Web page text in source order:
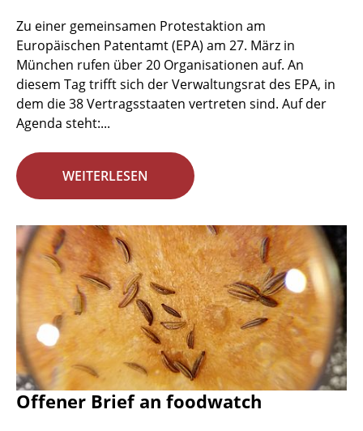
Zu einer gemeinsamen Protestaktion am
Europäischen Patentamt (EPA) am 27. März in
München rufen über 20 Organisationen auf. An
diesem Tag trifft sich der Verwaltungsrat des EPA, in
dem die 38 Vertragsstaaten vertreten sind. Auf der
Agenda steht:...
WEITERLESEN
Offener Brief an foodwatch